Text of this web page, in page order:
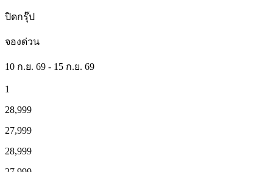
ปิดกรุ๊ป
จองด่วน
10 ก.ย. 69 - 15 ก.ย. 69
1
28,999
27,999
28,999